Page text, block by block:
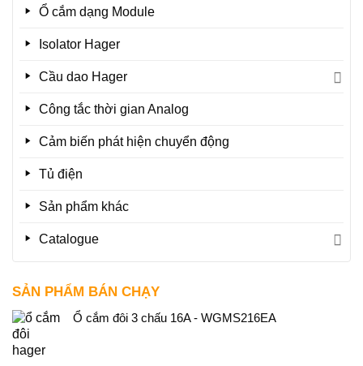
Ổ cắm dạng Module
Isolator Hager
Cầu dao Hager
Công tắc thời gian Analog
Cảm biến phát hiện chuyển động
Tủ điện
Sản phẩm khác
Catalogue
SẢN PHẨM BÁN CHẠY
Ổ cắm đôi 3 chấu 16A - WGMS216EA